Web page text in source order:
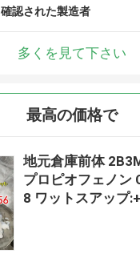
確認された製造者
多くを見て下さい
最高の価格で
地元倉庫前体
プロピオフェノン
8 ワットスアップ